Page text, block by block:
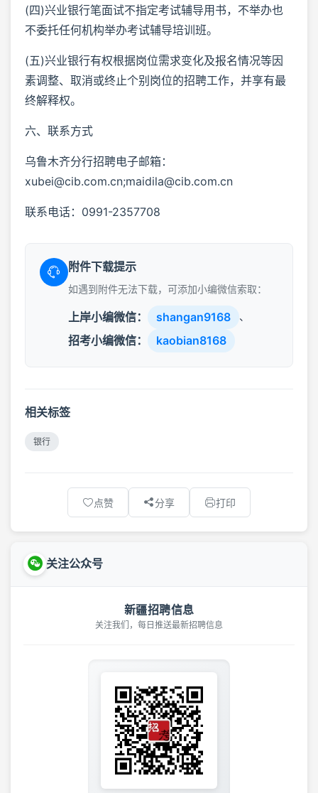
(四)兴业银行笔面试不指定考试辅导用书，不举办也
不委托任何机构举办考试辅导培训班。
(五)兴业银行有权根据岗位需求变化及报名情况等因
素调整、取消或终止个别岗位的招聘工作，并享有最
终解释权。
六、联系方式
乌鲁木齐分行招聘电子邮箱：
xubei@cib.com.cn;maidila@cib.com.cn
联系电话：0991-2357708
附件下载提示
如遇到附件无法下载，可添加小编微信索取：
上岸小编微信： shangan9168 、
招考小编微信： kaobian8168
相关标签
银行
点赞 分享 打印
关注公众号
新疆招聘信息
关注我们，每日推送最新招聘信息